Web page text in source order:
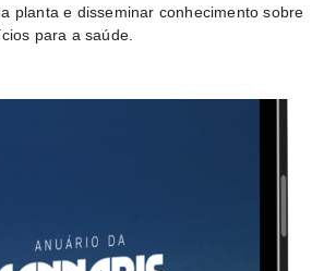
planta e disseminar conhecimento sobre
para a saúde.